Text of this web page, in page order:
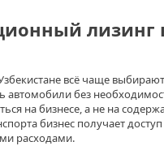
лизинг
всё чаще
автомобили без
на бизнесе, а не на
бизнес получает
расходами.